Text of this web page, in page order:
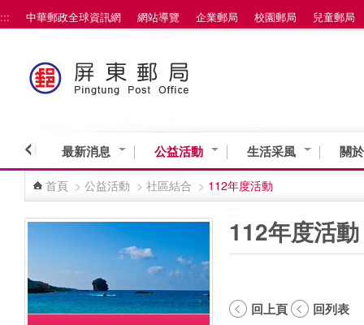
跳到主要內容區塊
::: 中華郵政全球資訊網 網站導覽 企業郵局 校園郵局 兒童郵局
最新消息 公益活動 生活采風 關
首頁 > 公益活動 > 社區結合 > 112年度活動
112年度活動
回上頁 回列表